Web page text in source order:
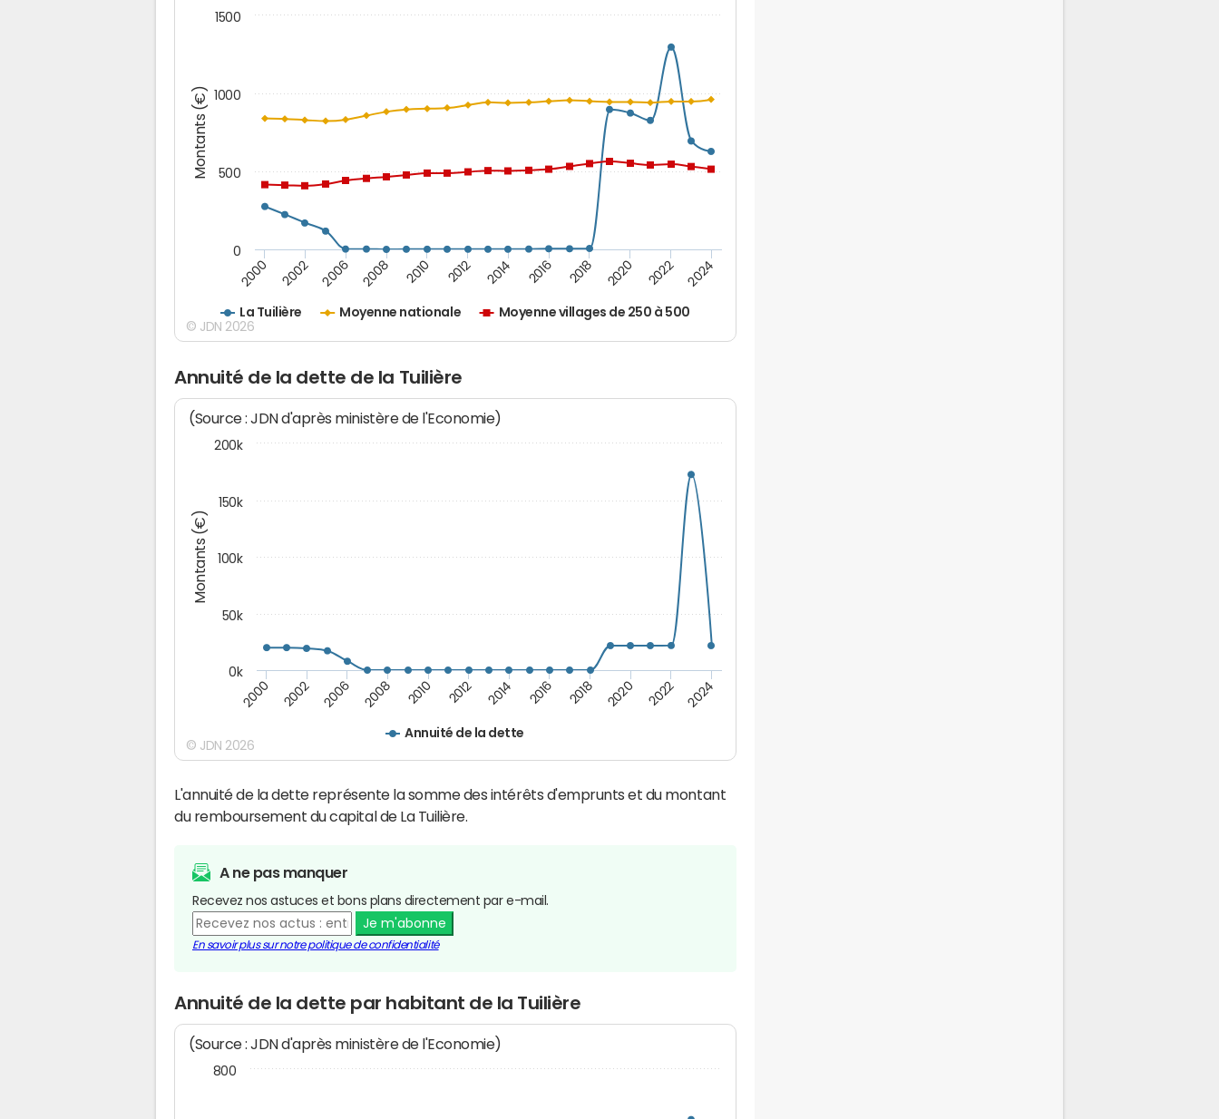
Montants (€)
La Tuilière Moyenne nationale Moyenne villages de 250 à 500
2000 2002 2006 2008 2010 2012 2014 2016 2018 2020 2022 2024
0
500
1000
1500
© JDN 2026
Annuité de la dette de la Tuilière
Montants (€)
(Source : JDN d'après ministère de l'Economie)
Annuité de la dette
2000 2002 2006 2008 2010 2012 2014 2016 2018 2020 2022 2024
0k
50k
100k
150k
200k
© JDN 2026
L'annuité de la dette représente la somme des intérêts d'emprunts et du montant
du remboursement du capital de La Tuilière.
A ne pas manquer
Recevez nos astuces et bons plans directement par e-mail.
Je m'abonne
En savoir plus sur notre politique de confidentialité
Annuité de la dette par habitant de la Tuilière
(Source : JDN d'après ministère de l'Economie)
800